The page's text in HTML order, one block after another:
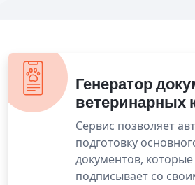
Генератор
ветеринарных
Сервис позволяет
подготовку
документов,
подписывает со